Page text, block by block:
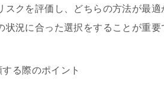
スクを評価し、どちらの方法が最
況に合った選択をすることが重要
る際のポイント